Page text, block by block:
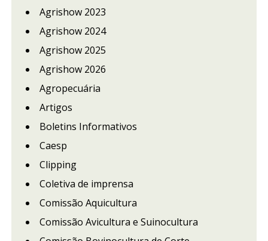
Agrishow 2023
Agrishow 2024
Agrishow 2025
Agrishow 2026
Agropecuária
Artigos
Boletins Informativos
Caesp
Clipping
Coletiva de imprensa
Comissão Aquicultura
Comissão Avicultura e Suinocultura